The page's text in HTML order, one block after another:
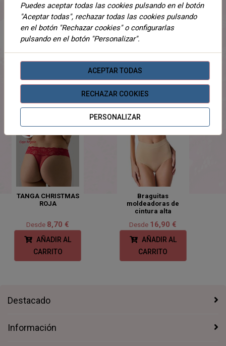
ADJUNTOS
OPINIONES
¡Este producto no tiene descripción!
PRODUCTOSRELACIONADOS
TANGA CHRISTMAS
ROJA
Desde 8,70 €
AÑADIR AL
CARRITO
Braguitas
moldeadoras de
cintura alta
Desde 16,90 €
AÑADIR AL
CARRITO
Destacado
Información
Puedes aceptar todas las cookies pulsando en el botón
"Aceptar todas", rechazar todas las cookies pulsando
en el botón "Rechazar cookies" o configurarlas
pulsando en el botón "Personalizar".
ACEPTAR TODAS
RECHAZAR COOKIES
PERSONALIZAR